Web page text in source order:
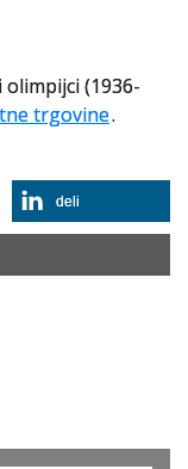
(1936-
trgovine.
deli